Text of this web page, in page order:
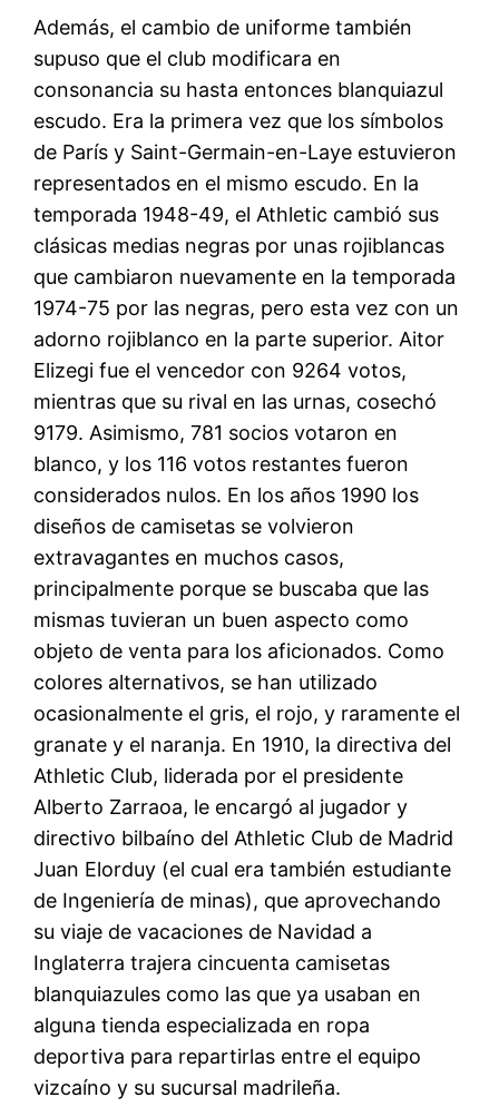
Además, el cambio de uniforme también
supuso que el club modificara en
consonancia su hasta entonces blanquiazul
escudo. Era la primera vez que los símbolos
de París y Saint-Germain-en-Laye estuvieron
representados en el mismo escudo. En la
temporada 1948-49, el Athletic cambió sus
clásicas medias negras por unas rojiblancas
que cambiaron nuevamente en la temporada
1974-75 por las negras, pero esta vez con un
adorno rojiblanco en la parte superior. Aitor
Elizegi fue el vencedor con 9264 votos,
mientras que su rival en las urnas, cosechó
9179. Asimismo, 781 socios votaron en
blanco, y los 116 votos restantes fueron
considerados nulos. En los años 1990 los
diseños de camisetas se volvieron
extravagantes en muchos casos,
principalmente porque se buscaba que las
mismas tuvieran un buen aspecto como
objeto de venta para los aficionados. Como
colores alternativos, se han utilizado
ocasionalmente el gris, el rojo, y raramente el
granate y el naranja. En 1910, la directiva del
Athletic Club, liderada por el presidente
Alberto Zarraoa, le encargó al jugador y
directivo bilbaíno del Athletic Club de Madrid
Juan Elorduy (el cual era también estudiante
de Ingeniería de minas), que aprovechando
su viaje de vacaciones de Navidad a
Inglaterra trajera cincuenta camisetas
blanquiazules como las que ya usaban en
alguna tienda especializada en ropa
deportiva para repartirlas entre el equipo
vizcaíno y su sucursal madrileña.